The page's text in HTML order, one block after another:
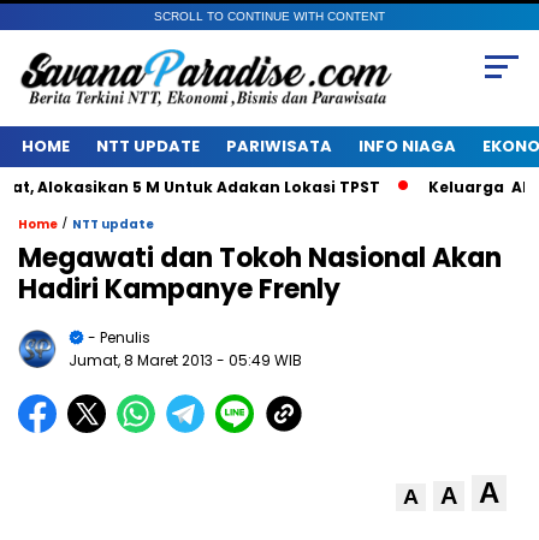
SCROLL TO CONTINUE WITH CONTENT
HOME NTT UPDATE PARIWISATA INFO NIAGA
5 M Untuk Adakan Lokasi TPST Keluarga Alm
Home / NTT update
Megawati dan Tokoh Nasional Akan
Hadiri Kampanye Frenly
- Penulis
Jumat, 8 Maret 2013 - 05:49 WIB
A A A